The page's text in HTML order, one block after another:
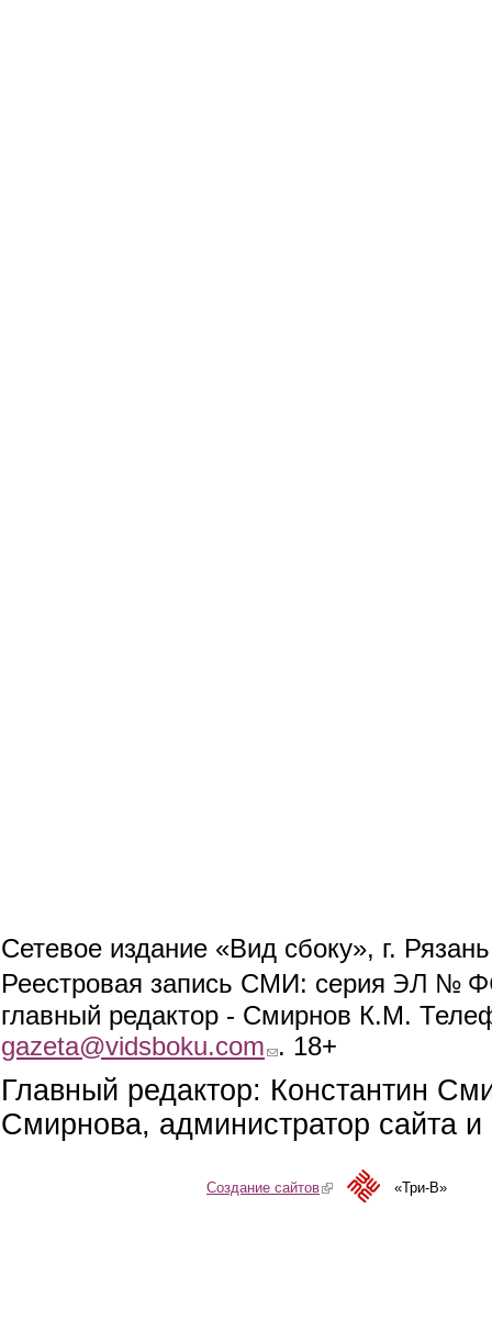
Сетевое издание «Вид сбоку», г.
Реестровая запись СМИ: серия ЭЛ №
главный редактор - Смирнов К.М.
gazeta@vidsboku.com (link sends e-mail)
. 18+
Главный редактор: Константин
Смирнова, администратор сайта
Создание сайтов(link is external)«Три-В»